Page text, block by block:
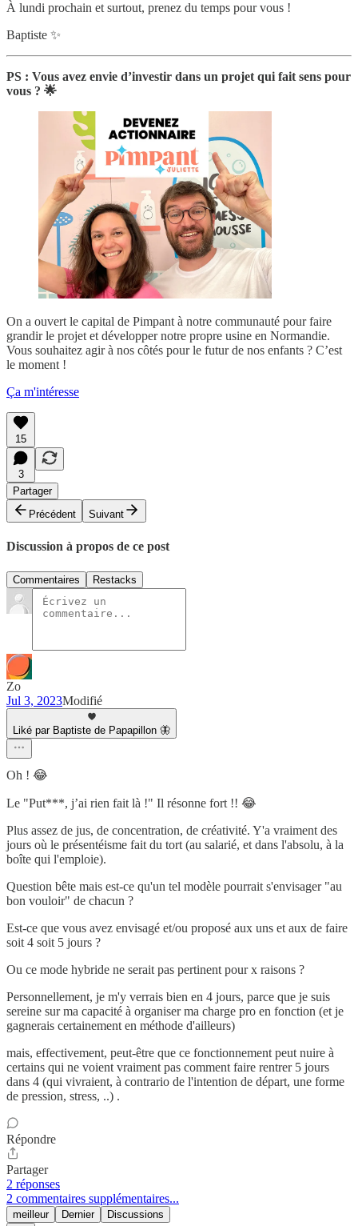
À lundi prochain et surtout, prenez du temps pour vous !
Baptiste ✨
PS : Vous avez envie d’investir dans un projet qui fait sens pour
vous ? 🌟
On a ouvert le capital de Pimpant à notre communauté pour faire
grandir le projet et développer notre propre usine en Normandie.
Vous souhaitez agir à nos côtés pour le futur de nos enfants ? C’est
le moment !
Ça m'intéresse
15
3
Partager
Précédent
Suivant
Discussion à propos de ce post
Commentaires Restacks
Zo
Jul 3, 2023Modifié
Liké par Baptiste de Papapillon 🦋
Oh ! 😂
Le "Put***, j’ai rien fait là !" Il résonne fort !! 😂
Plus assez de jus, de concentration, de créativité. Y'a vraiment des
jours où le présentéisme fait du tort (au salarié, et dans l'absolu, à la
boîte qui l'emploie).
Question bête mais est-ce qu'un tel modèle pourrait s'envisager "au
bon vouloir" de chacun ?
Est-ce que vous avez envisagé et/ou proposé aux uns et aux de faire
soit 4 soit 5 jours ?
Ou ce mode hybride ne serait pas pertinent pour x raisons ?
Personnellement, je m'y verrais bien en 4 jours, parce que je suis
sereine sur ma capacité à organiser ma charge pro en fonction (et je
gagnerais certainement en méthode d'ailleurs)
mais, effectivement, peut-être que ce fonctionnement peut nuire à
certains qui ne voient vraiment pas comment faire rentrer 5 jours
dans 4 (qui vivraient, à contrario de l'intention de départ, une forme
de pression, stress, ..) .
Répondre
Partager
2 réponses
2 commentaires supplémentaires...
meilleur Dernier Discussions